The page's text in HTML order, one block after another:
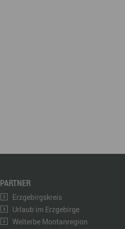
PARTNER
Erzgebirgskreis
Urlaub im Erzgebirge
Welterbe Montanregion